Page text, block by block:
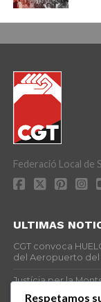
Federació Local de
ULTIMAS
CGT convoca
del Aeropuerto del
Justícia per la
Respetamos